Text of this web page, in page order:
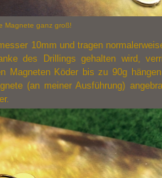
Magnete ganz groß!
10mm und tragen
des Drillings gehalten wird,
Magneten Köder bis zu 90g
(an meiner Ausführung)